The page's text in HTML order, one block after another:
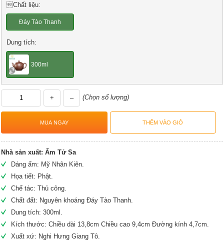
Chất liệu:
Đáy Tào Thanh
Dung tích:
300ml
+ – (Chọn số lượng)
Nhà sản xuất: Ấm Tử Sa
Dáng ấm: Mỹ Nhân Kiên.
Họa tiết: Phật.
Chế tác: Thủ công.
Chất đất: Nguyên khoáng Đáy Tào Thanh.
Dung tích: 300ml.
Kích thước: Chiều dài 13,8cm Chiều cao 9,4cm Đường kính 4,7cm.
Xuất xứ: Nghi Hưng Giang Tô.